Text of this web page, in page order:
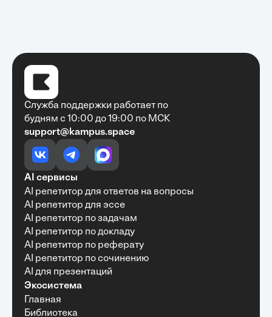
Очень быстро, недорого, качественно,
доступно
Алексей Антонов•27 мая, 2025
Обучение с Кампус Хаб — очень экономит
полезной информации. Рекомендую ...
Рекомендую Кампус АИ всем, кто хочет
учиться эффективно и с комфортом
Марина Щербакова
Пользуюсь сайтом Кампус АИ уже несколько
месяцев и хочу отметить высокий уровень
удобства и информативности. Платформа
Служба поддержки работает по
будням с 10:00 до 19:00 по МСК
support@kampus.space
AI сервисы
AI репетитор для ответов на вопросы
AI репетитор для эссе
AI репетитор по задачам
AI репетитор по докладу
AI репетитор по реферату
AI репетитор по сочинению
AI для презентаций
Экосистема
Главная
Библиотека